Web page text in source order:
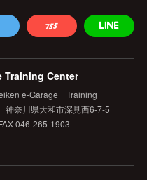
Training Center
e‐Garage Training
奈川県大和市深見西6-7-5
046-265-1903